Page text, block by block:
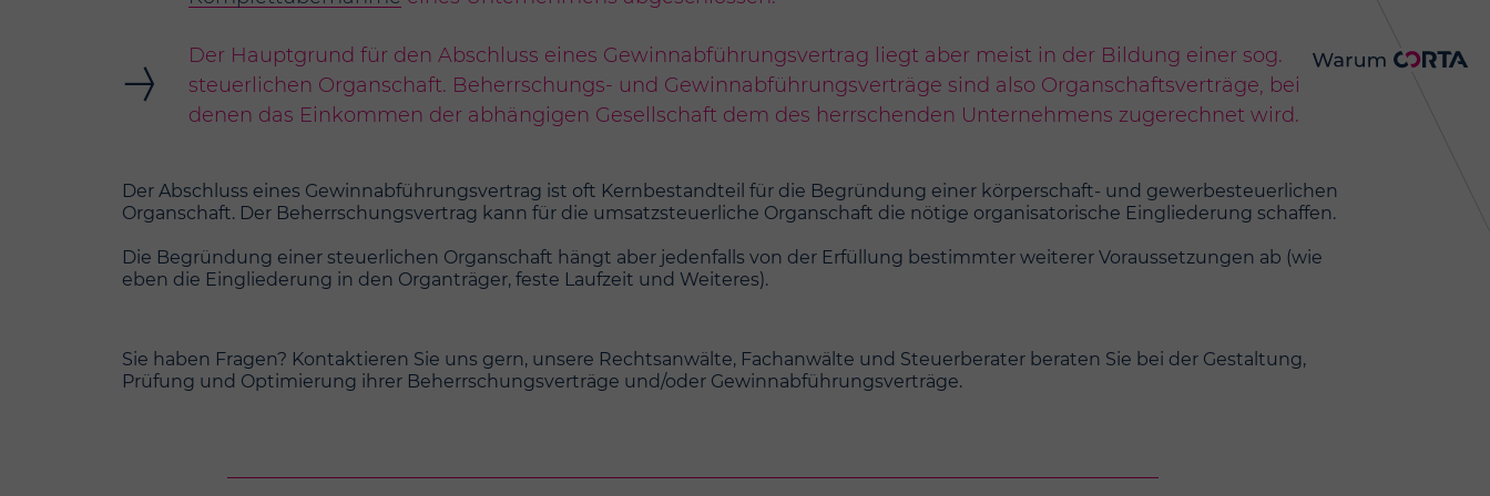
Der Hauptgrund für den Abschluss eines Gewinnabführungsvertrag liegt aber meist in der Bildung einer sog.
steuerlichen Organschaft. Beherrschungs- und Gewinnabführungsverträge sind also Organschaftsverträge, bei
denen das Einkommen der abhängigen Gesellschaft dem des herrschenden Unternehmens zugerechnet wird.
Der Abschluss eines Gewinnabführungsvertrag ist oft Kernbestandteil für die Begründung einer körperschaft- und gewerbesteuerlichen
Organschaft. Der Beherrschungsvertrag kann für die umsatzsteuerliche Organschaft die nötige organisatorische Eingliederung schaffen.
Die Begründung einer steuerlichen Organschaft hängt aber jedenfalls von der Erfüllung bestimmter weiterer Voraussetzungen ab (wie
eben die Eingliederung in den Organträger, feste Laufzeit und Weiteres).
Sie haben Fragen? Kontaktieren Sie uns gern, unsere Rechtsanwälte, Fachanwälte und Steuerberater beraten Sie bei der Gestaltung,
Prüfung und Optimierung ihrer Beherrschungsverträge und/oder Gewinnabführungsverträge.